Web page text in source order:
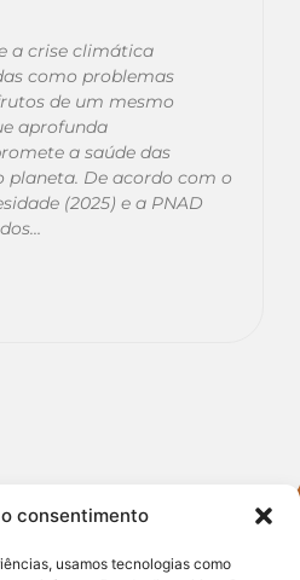
consentimento
usamos tecnologias como
a crise climática
como problemas
de um mesmo
aprofunda
a saúde das
planeta. De acordo com o
(2025) e a PNAD